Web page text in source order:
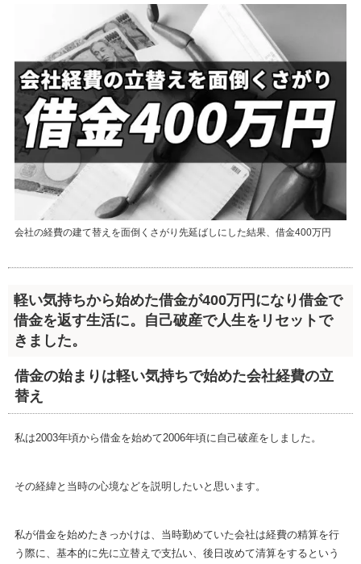
会社の経費の建て替えを面倒くさがり先延ばしにした結果、借金400万円
軽い気持ちから始めた借金が400万円になり借金で
借金を返す生活に。自己破産で人生をリセットで
きました。
借金の始まりは軽い気持ちで始めた会社経費の立
替え
私は2003年頃から借金を始めて2006年頃に自己破産をしました。
その経緯と当時の心境などを説明したいと思います。
私が借金を始めたきっかけは、当時勤めていた会社は経費の精算を行
う際に、基本的に先に立替えで支払い、後日改めて清算をするという